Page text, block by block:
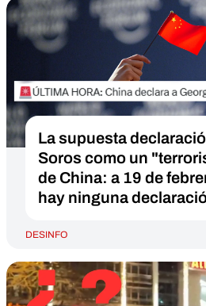
La supuesta
Soros como un
de China: a 19 de
hay ninguna
DESINFO